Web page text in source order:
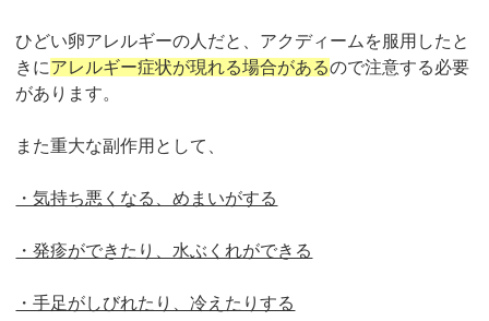
ひどい卵アレルギーの人だと、アクディームを服用したと
きにアレルギー症状が現れる場合があるので注意する必要
があります。
また重大な副作用として、
・気持ち悪くなる、めまいがする
・発疹ができたり、水ぶくれができる
・手足がしびれたり、冷えたりする